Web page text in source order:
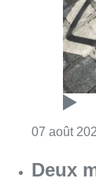
07 août
Deux